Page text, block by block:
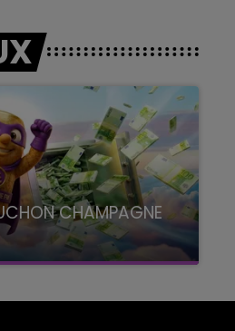
CHAMPAGNE
Champagne FM, à 8H10